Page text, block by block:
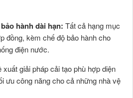
hành dài hạn: Tất cả hạng mục
đồng, kèm chế độ bảo hành cho
điện nước.
xuất giải pháp cải tạo phù hợp diện
ưu công năng cho cả những nhà vệ